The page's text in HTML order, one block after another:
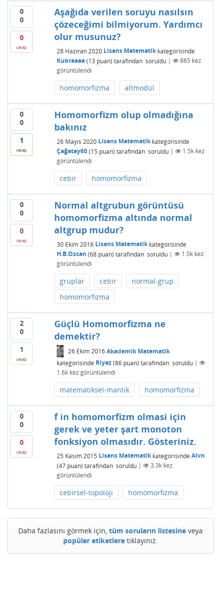
0
0
0
cevap
Aşağıda verilen soruyu nasılsın
çözeceğimi bilmiyorum. Yardımcı
olur musunuz?
28 Haziran 2020 Lisans Matematikkategorisinde
Kubraaaa (13 puan) tarafından soruldu | 865 kez
görüntülendi
homomorfizma altmodül
0
0
1
cevap
Homomorfizm olup olmadığına
bakınız
26 Mayıs 2020 Lisans Matematikkategorisinde
Çağatay60 (15 puan) tarafından soruldu | 1.5kkez
görüntülendi
cebir homomorfizma
0
0
0
cevap
Normal altgrubun görüntüsü
homomorfizma altında normal
altgrup mudur?
30 Ekim 2016 Lisans Matematikkategorisinde
H.B.Ozcan (68puan) tarafından soruldu | 1.5kkez
görüntülendi
gruplar cebir
normal-grup
homomorfizma
2
0
1
cevap
Güçlü Homomorfizma ne
demektir?
26 Ekim 2016 Akademik Matematik
kategorisinde Riyaz (86puan) tarafından soruldu |
1.6kkez görüntülendi
matematiksel-mantık homomorfizma
0
0
0
cevap
f in homomorfizm olmasi için
gerek ve yeter şart monoton
fonksiyon olmasıdır. Gösteriniz.
25 Kasım 2015 Lisans Matematikkategorisinde Alvn
(47puan) tarafından soruldu | 3.3kkez
görüntülendi
cebirsel-topoloji homomorfizma
Daha fazlasını görmek için, tüm soruların listesine veya
popüler etiketlere tıklayınız.